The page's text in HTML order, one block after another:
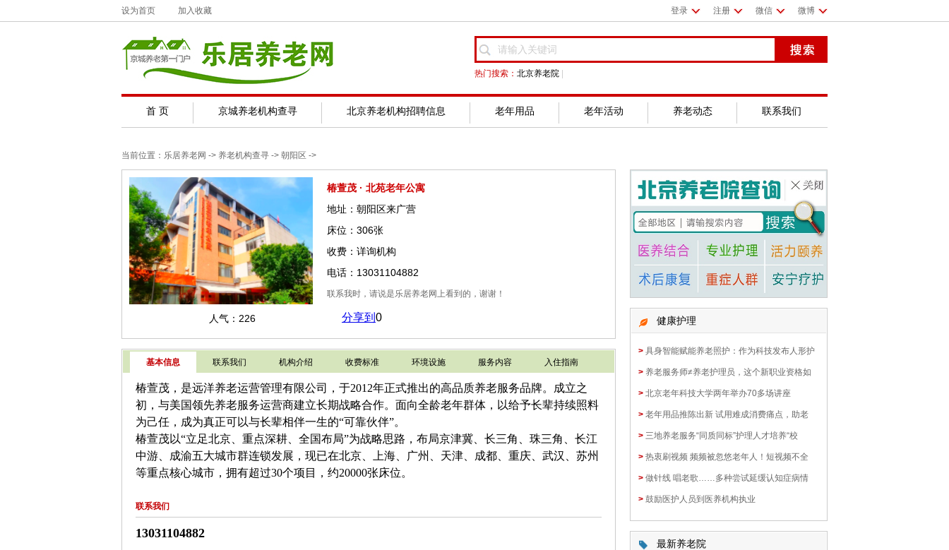
设为首页 加入收藏 微博
微信
注册
登录
热门搜索： 北京养老院
首 页 京城养老机构查寻 北京养老机构招聘信息 老年用品 老年活动 养老动态 联系我们
当前位置： 乐居养老网 -> 养老机构查寻 -> 朝阳区 ->
椿萱茂 · 北苑老年公寓
地址：朝阳区来广营
床位：306张
收费：详询机构
电话：13031104882
联系我时，请说是乐居养老网上看到的，谢谢！
人气：226 分享到 0
基本信息 联系我们 机构介绍 收费标准 环境设施 服务内容 入住指南
椿萱茂，是远洋养老运营管理有限公司，于2012年正式推出的高品质养老服务品牌。成立之
初，与美国领先养老服务运营商建立长期战略合作。面向全龄老年群体，以给予长辈持续照料
为己任，成为真正可以与长辈相伴一生的“可靠伙伴”。
椿萱茂以“立足北京、重点深耕、全国布局”为战略思路，布局京津冀、长三角、珠三角、长江
中游、成渝五大城市群连锁发展，现已在北京、上海、广州、天津、成都、重庆、武汉、苏州
等重点核心城市，拥有超过30个项目，约20000张床位。
联系我们
13031104882
健康护理
> 具身智能赋能养老照护：作为科技发布人形护
> 养老服务师≠养老护理员，这个新职业资格如
> 北京老年科技大学两年举办70多场讲座
> 老年用品推陈出新 试用难成消费痛点，助老
> 三地养老服务“同质同标”护理人才培养“校
> 热衷刷视频 频频被忽悠老年人！短视频不全
> 做针线 唱老歌……多种尝试延缓认知症病情
> 鼓励医护人员到医养机构执业
最新养老院